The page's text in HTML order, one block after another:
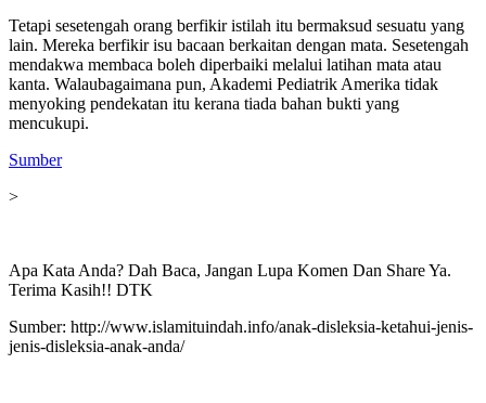
Tetapi sesetengah orang berfikir istilah itu bermaksud sesuatu yang
lain. Mereka berfikir isu bacaan berkaitan dengan mata. Sesetengah
mendakwa membaca boleh diperbaiki melalui latihan mata atau
kanta. Walaubagaimana pun, Akademi Pediatrik Amerika tidak
menyoking pendekatan itu kerana tiada bahan bukti yang
mencukupi.
Sumber
>
Apa Kata Anda? Dah Baca, Jangan Lupa Komen Dan Share Ya.
Terima Kasih!! DTK
Sumber: http://www.islamituindah.info/anak-disleksia-ketahui-jenis-
jenis-disleksia-anak-anda/